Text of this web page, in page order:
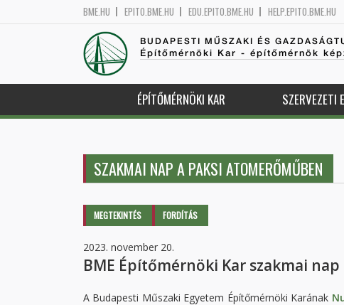
BME.HU EPITO.BME.HU EDU.EPITO.BME.HU HELP.EPITO.BME.HU
BUDAPESTI MŰSZAKI ÉS
Építőmérnöki Kar - építőmérnök
ÉPÍTŐMÉRNÖKI KAR SZERVEZETI
SZAKMAI NAP A PAKSI ATOMERŐMŰBEN
Elsődleges fülek
MEGTEKINTÉS (AKTÍVFORDÍTÁS
2023. november 20.
BME Építőmérnöki Kar szakmai
A Budapesti Műszaki Egyetem Építőmérnöki Karának